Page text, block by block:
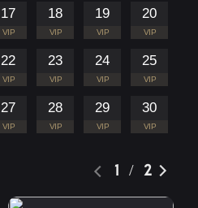
VIP
17
VIP
18
VIP
19
VIP
20
VIP
22
VIP
23
VIP
24
VIP
25
VIP
27
VIP
28
VIP
29
VIP
30
VIP VIP
1 / 2